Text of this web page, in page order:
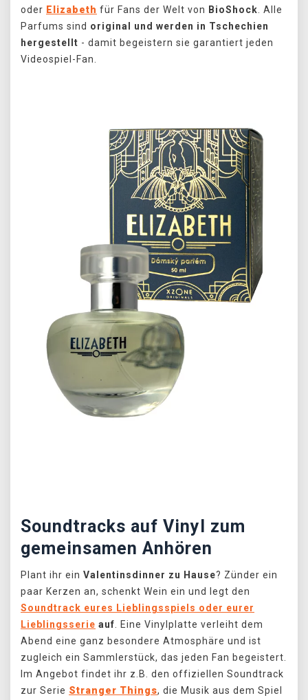
oder Elizabeth für Fans der Welt von BioShock. Alle
Parfums sind original und werden in Tschechien
hergestellt - damit begeistern sie garantiert jeden
Videospiel-Fan.
Soundtracks auf Vinyl zum
gemeinsamen Anhören
Plant ihr ein Valentinsdinner zu Hause? Zünder ein
paar Kerzen an, schenkt Wein ein und legt den
Soundtrack eures Lieblingsspiels oder eurer
Lieblingsserie auf . Eine Vinylplatte verleiht dem
Abend eine ganz besondere Atmosphäre und ist
zugleich ein Sammlerstück, das jeden Fan begeistert.
Im Angebot findet ihr z.B. den offiziellen Soundtrack
zur Serie Stranger Things, die Musik aus dem Spiel